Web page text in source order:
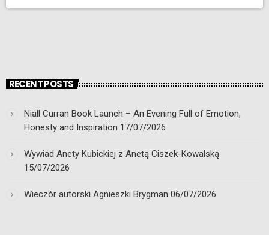
RECENT POSTS
Niall Curran Book Launch – An Evening Full of Emotion,
Honesty and Inspiration 17/07/2026
Wywiad Anety Kubickiej z Anetą Ciszek-Kowalską
15/07/2026
Wieczór autorski Agnieszki Brygman 06/07/2026